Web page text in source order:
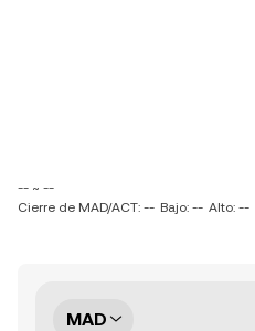
-- ~ --
Cierre de MAD/ACT: -- Bajo: -- Alto: --
MAD